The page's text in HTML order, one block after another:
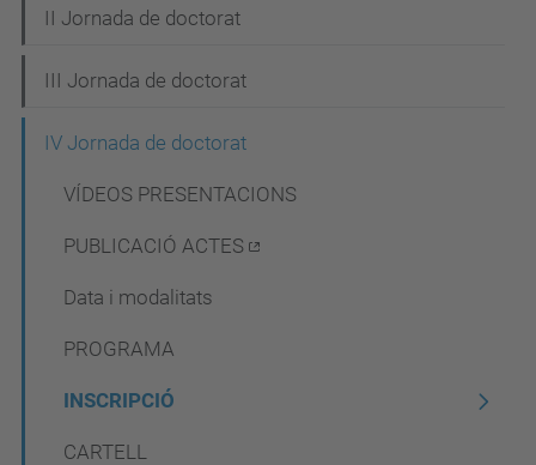
g
a
II Jornada de doctorat
III Jornada de doctorat
IV Jornada de doctorat
VÍDEOS PRESENTACIONS
PUBLICACIÓ ACTES
Data i modalitats
PROGRAMA
INSCRIPCIÓ
CARTELL